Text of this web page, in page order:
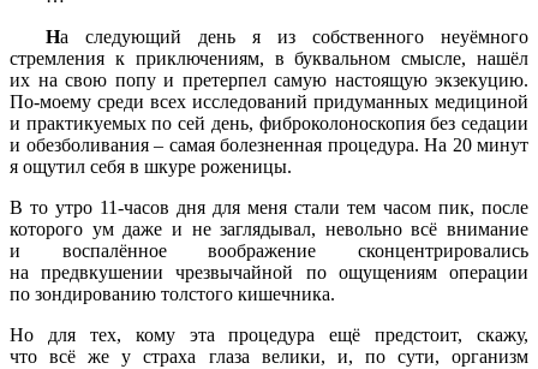
На следующий день я из собственного неуёмного
стремления к приключениям, в буквальном смысле, нашёл
их на свою попу и претерпел самую настоящую экзекуцию.
По-моему среди всех исследований придуманных медициной
и практикуемых по сей день, фиброколоноскопия без седации
и обезболивания – самая болезненная процедура. На 20 минут
я ощутил себя в шкуре роженицы.
В то утро 11-часов дня для меня стали тем часом пик, после
которого ум даже и не заглядывал, невольно всё внимание
и воспалённое воображение сконцентрировались
на предвкушении чрезвычайной по ощущениям операции
по зондированию толстого кишечника.
Но для тех, кому эта процедура ещё предстоит, скажу,
что всё же у страха глаза велики, и, по сути, организм